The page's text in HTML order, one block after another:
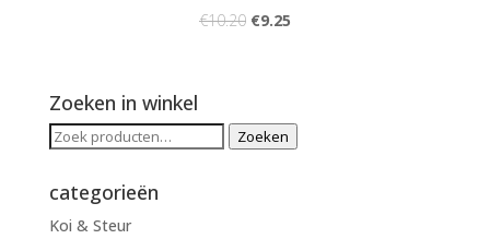
€10.20 €9.25
Zoeken in winkel
Zoeken
Zoeken
categorieën
Koi & Steur